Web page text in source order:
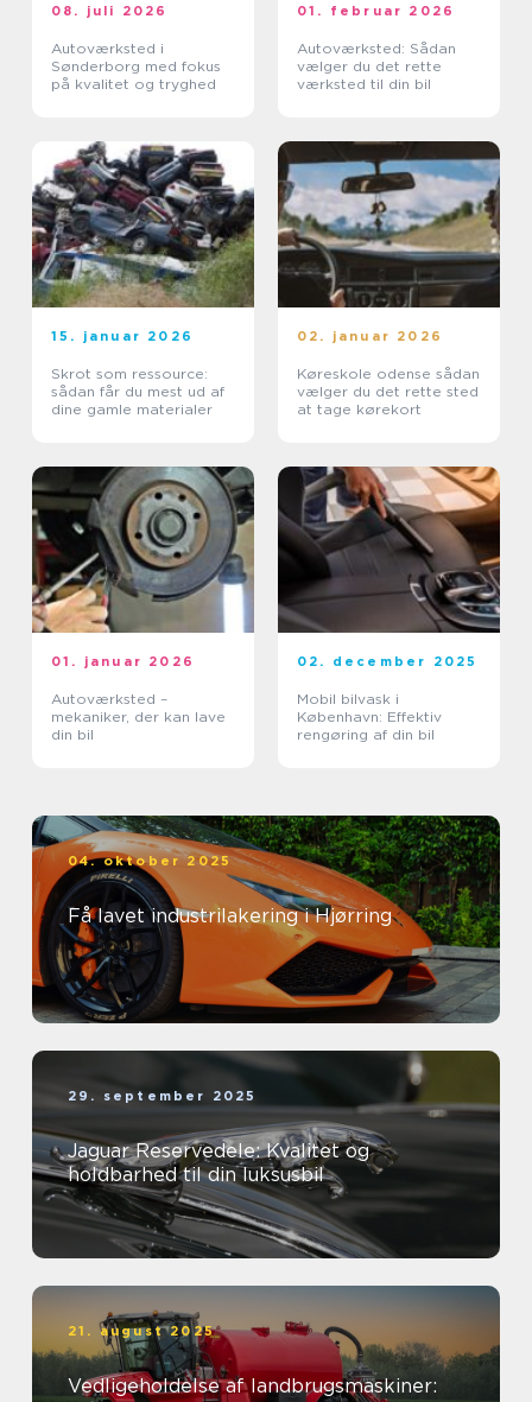
08. juli 2026
Autoværksted i
Sønderborg med fokus
på kvalitet og tryghed
01. februar 2026
Autoværksted: Sådan
vælger du det rette
værksted til din bil
15. januar 2026
Skrot som ressource:
sådan får du mest ud af
dine gamle materialer
02. januar 2026
Køreskole odense sådan
vælger du det rette sted
at tage kørekort
01. januar 2026
Autoværksted –
mekaniker, der kan lave
din bil
02. december 2025
Mobil bilvask i
København: Effektiv
rengøring af din bil
04. oktober 2025
Få lavet industrilakering i Hjørring
29. september 2025
Jaguar Reservedele: Kvalitet og
holdbarhed til din luksusbil
21. august 2025
Vedligeholdelse af landbrugsmaskiner: